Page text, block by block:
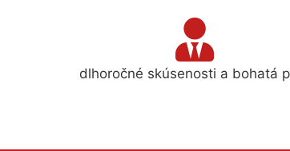
dlhoročné skúsenosti a bohatá